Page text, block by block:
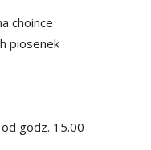
choince
piosenek
godz. 15.00